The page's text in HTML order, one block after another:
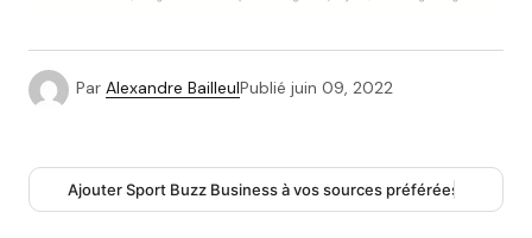
Par Alexandre BailleulPublié juin 09, 2022
Ajouter Sport Buzz Business à vos sources préférées